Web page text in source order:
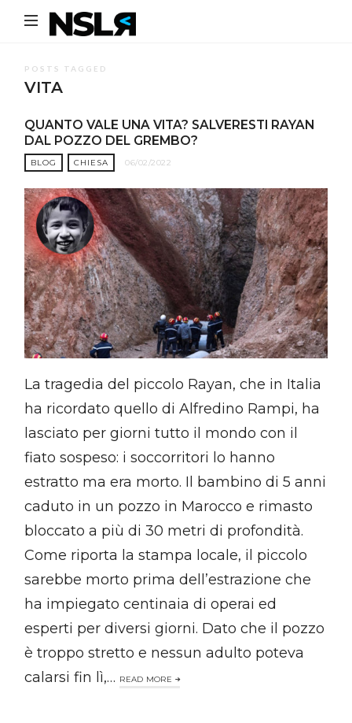
Noi
Siamo
POSTS TAGGED
VITA
QUANTO VALE UNA VITA? SALVERESTI RAYAN
DAL POZZO DEL GREMBO?
BLOG CHIESA 06/02/2022
La tragedia del piccolo Rayan, che in Italia
ha ricordato quello di Alfredino Rampi, ha
lasciato per giorni tutto il mondo con il
fiato sospeso: i soccorritori lo hanno
estratto ma era morto. Il bambino di 5 anni
caduto in un pozzo in Marocco e rimasto
bloccato a più di 30 metri di profondità.
Come riporta la stampa locale, il piccolo
sarebbe morto prima dell’estrazione che
ha impiegato centinaia di operai ed
esperti per diversi giorni. Dato che il pozzo
è troppo stretto e nessun adulto poteva
calarsi fin lì,… READ MORE